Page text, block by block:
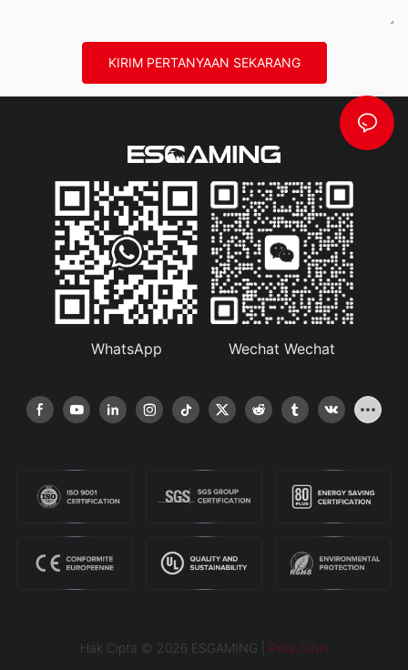
KIRIM PERTANYAAN SEKARANG
WhatsApp Wechat Wechat
Hak Cipta © 2026 ESGAMING | Peta Situs